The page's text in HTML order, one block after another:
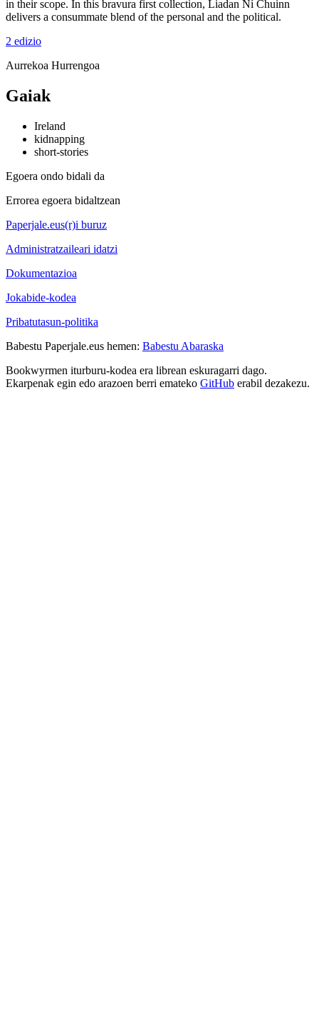
in their scope. In this bravura first collection, Liadan Ní Chuinn
delivers a consummate blend of the personal and the political.
2 edizio
Aurrekoa Hurrengoa
Gaiak
Ireland
kidnapping
short-stories
Egoera ondo bidali da
Errorea egoera bidaltzean
Paperjale.eus(r)i buruz
Administratzaileari idatzi
Dokumentazioa
Jokabide-kodea
Pribatutasun-politika
Babestu Paperjale.eus hemen: Babestu Abaraska
Bookwyrmen iturburu-kodea era librean eskuragarri dago.
Ekarpenak egin edo arazoen berri emateko GitHub erabil dezakezu.